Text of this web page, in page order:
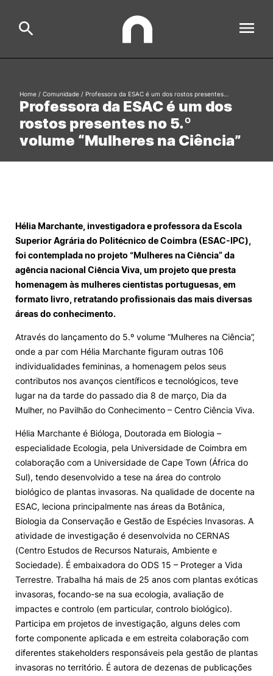
Estudar
International Relations
Ofertas de Emprego e Informações Úteis
Loja da Agrária
Mudança de Par Instituição/Curso
Search
Formative Offer General
Professora da ESAC é um dos
rostos presentes no 5.º
volume “Mulheres na Ciência”
Home / Comunidade / Professora da ESAC é um dos rostos presentes…
Hélia Marchante, investigadora e professora da Escola
Superior Agrária do Politécnico de Coimbra (ESAC-IPC),
foi contemplada no projeto “Mulheres na Ciência” da
agência nacional Ciência Viva, um projeto que presta
homenagem às mulheres cientistas portuguesas, em
formato livro, retratando profissionais das mais diversas
áreas do conhecimento.
Através do lançamento do 5.º volume “Mulheres na Ciência”,
onde a par com Hélia Marchante figuram outras 106
individualidades femininas, a homenagem pelos seus
contributos nos avanços científicos e tecnológicos, teve
lugar na da tarde do passado dia 8 de março, Dia da
Mulher, no Pavilhão do Conhecimento – Centro Ciência Viva.
Hélia Marchante é Bióloga, Doutorada em Biologia –
especialidade Ecologia, pela Universidade de Coimbra em
colaboração com a Universidade de Cape Town (África do
Sul), tendo desenvolvido a tese na área do controlo
biológico de plantas invasoras. Na qualidade de docente na
ESAC, leciona principalmente nas áreas da Botânica,
Biologia da Conservação e Gestão de Espécies Invasoras. A
atividade de investigação é desenvolvida no CERNAS
(Centro Estudos de Recursos Naturais, Ambiente e
Sociedade). É embaixadora do ODS 15 – Proteger a Vida
Terrestre. Trabalha há mais de 25 anos com plantas exóticas
invasoras, focando-se na sua ecologia, avaliação de
impactes e controlo (em particular, controlo biológico).
Participa em projetos de investigação, alguns deles com
forte componente aplicada e em estreita colaboração com
diferentes stakeholders responsáveis pela gestão de plantas
invasoras no território. É autora de dezenas de publicações